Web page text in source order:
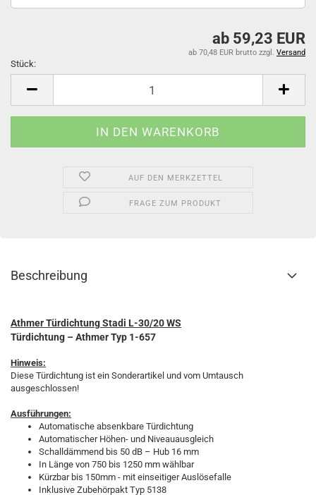
ab 59,23 EUR
ab 70,48 EUR brutto zzgl. Versand
Stück:
AUF DEN MERKZETTEL
FRAGE ZUM PRODUKT
Beschreibung
Athmer Türdichtung Stadi L-30/20 WS
Türdichtung – AthmerTyp 1-657
Hinweis:
Diese Türdichtung ist ein Sonderartikel und vom Umtausch
ausgeschlossen!
Ausführungen:
Automatische absenkbare Türdichtung
Automatischer Höhen- und Niveauausgleich
Schalldämmend bis 50 dB – Hub 16 mm
In Länge von 750 bis 1250 mm wählbar
Kürzbar bis 150mm - mit einseitiger Auslösefalle
Inklusive Zubehörpakt Typ 5138